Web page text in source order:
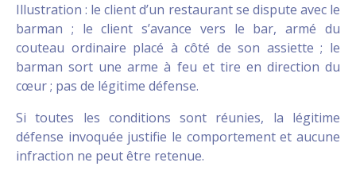
Illustration : le client d’un restaurant se dispute avec le
barman ; le client s’avance vers le bar, armé du
couteau ordinaire placé à côté de son assiette ; le
barman sort une arme à feu et tire en direction du
cœur ; pas de légitime défense.
Si toutes les conditions sont réunies, la légitime
défense invoquée justifie le comportement et aucune
infraction ne peut être retenue.